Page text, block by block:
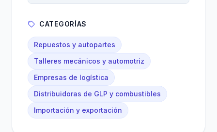
CATEGORÍAS
Repuestos y autopartes
Talleres mecánicos y automotriz
Empresas de logística
Distribuidoras de GLP y combustibles
Importación y exportación